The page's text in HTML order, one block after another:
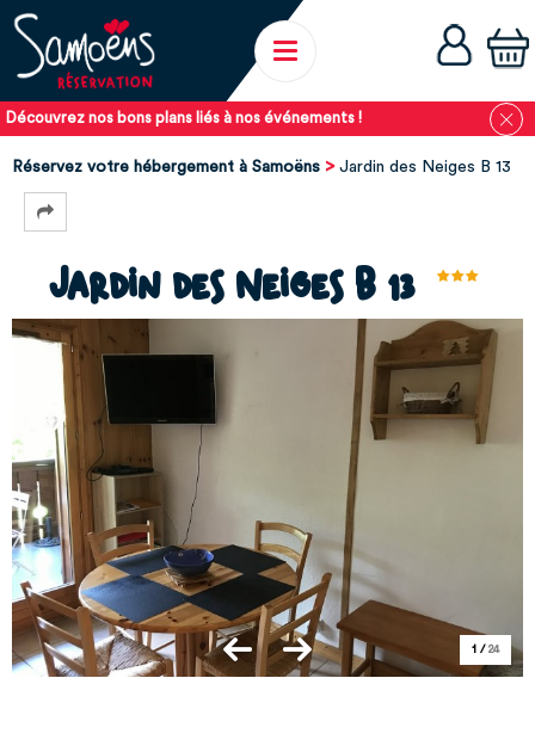
Découvrez nos bons plans liés à nos événements !
Réservez votre hébergement à Samoëns Jardin des Neiges B 13
Jardin des Neiges B 13
1 / 24